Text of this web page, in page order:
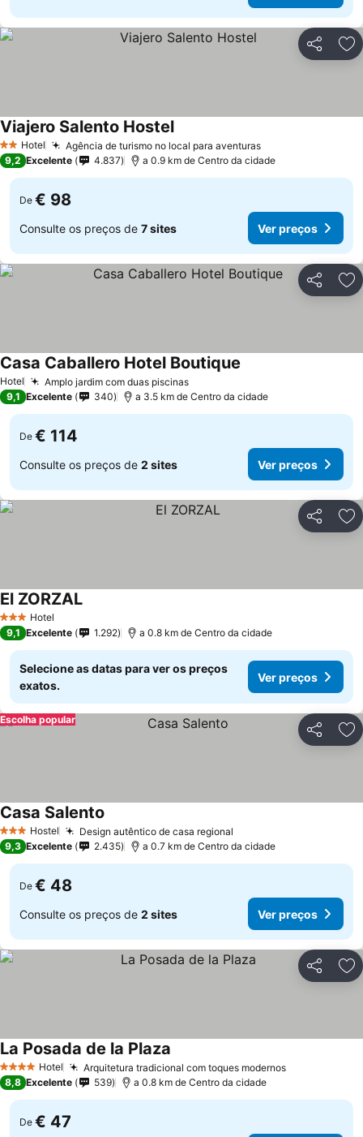
Partilhar
2 Estrelas
Hotel Agência de turismo no local para aventuras
Viajero Salento Hostel
9,2 Excelente 4.837 a 0.9 km de Centro da cidade
De € 98
Consulte os preços de 7 sites Ver preços
Partilhar
Hotel Amplo jardim com duas piscinas
Casa Caballero Hotel Boutique
9,1 Excelente 340 a 3.5 km de Centro da cidade
De € 114
Consulte os preços de 2 sites Ver preços
Partilhar
3 EstrelasHotel
El ZORZAL
9,1 Excelente 1.292 a 0.8 km de Centro da cidade
Selecione as datas para ver os preços
exatos.
Ver preços
Partilhar
Escolha popular
3 EstrelasHostel Design autêntico de casa regional
Casa Salento
9,3 Excelente 2.435 a 0.7 km de Centro da cidade
De € 48
Consulte os preços de 2 sites Ver preços
Partilhar
4 EstrelasHotel Arquitetura tradicional com toques modernos
La Posada de la Plaza
8,8 Excelente 539 a 0.8 km de Centro da cidade
De € 47